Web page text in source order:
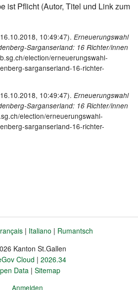
ist Pflicht (Autor, Titel und Link zum
10:49:47). Erneuerungswahl
Sarganserland: 16 Richter/innen
election/erneuerungswahl-
sarganserland-16-richter-
10:49:47). Erneuerungswahl
Sarganserland: 16 Richter/innen
election/erneuerungswahl-
sarganserland-16-richter-
Italiano
Rumantsch
Kanton St.Gallen
Cloud
2026.34
Data
Sitemap
Anmelden